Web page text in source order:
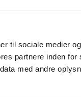
til sociale medier
partnere inden for
med andre